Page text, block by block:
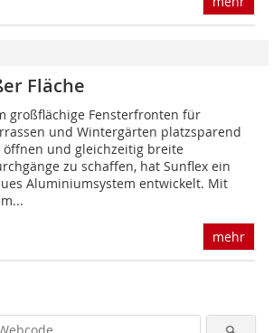
Fläche
großflächige Fensterfronten für
und Wintergärten platzsparend
öffnen und gleichzeitig breite
zu schaffen, hat Sunflex ein
Aluminiumsystem entwickelt. Mit
mehr